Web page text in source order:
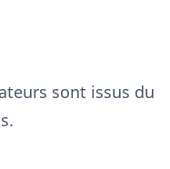
sont issus du